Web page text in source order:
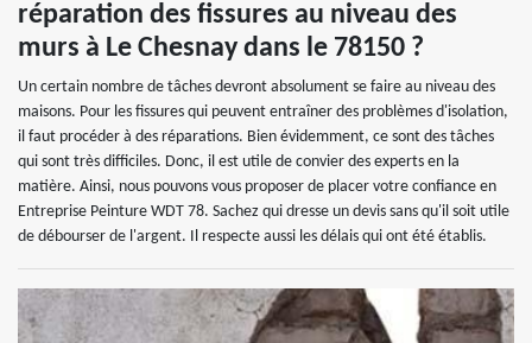
réparation des fissures au niveau des
murs à Le Chesnay dans le 78150 ?
Un certain nombre de tâches devront absolument se faire au niveau des
maisons. Pour les fissures qui peuvent entraîner des problèmes d'isolation,
il faut procéder à des réparations. Bien évidemment, ce sont des tâches
qui sont très difficiles. Donc, il est utile de convier des experts en la
matière. Ainsi, nous pouvons vous proposer de placer votre confiance en
Entreprise Peinture WDT 78. Sachez qui dresse un devis sans qu'il soit utile
de débourser de l'argent. Il respecte aussi les délais qui ont été établis.